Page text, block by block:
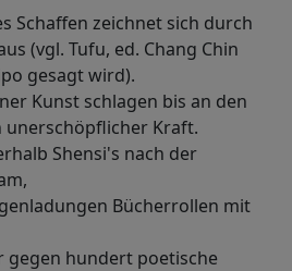
Schaffen zeichnet sich durch
(vgl. Tufu, ed. Chang Chin
gesagt wird).
Kunst schlagen bis an den
unerschöpflicher Kraft.
Shensi's nach der
Bücherrollen mit
gegen hundert poetische